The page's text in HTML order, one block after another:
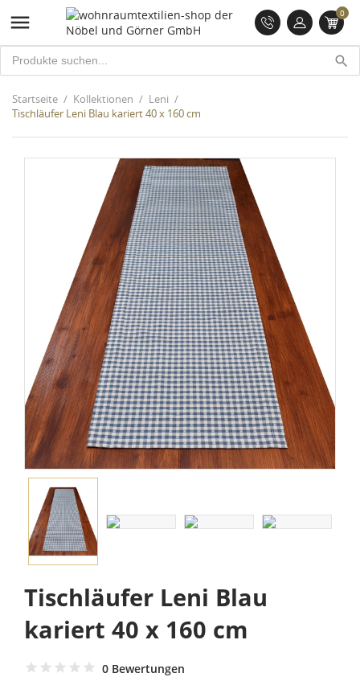
 0
search
Startseite Kollektionen
Leni
Tischläufer Leni Blau kariert 40 x 160 cm
Tischläufer Leni Blau
kariert 40 x 160 cm
0 Bewertungen